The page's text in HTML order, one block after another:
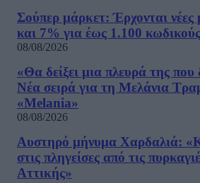
Σούπερ μάρκετ: Έρχονται νέες
και 7% για έως 1.100
08/08/2026
«Θα δείξει μια πλευρά της που
Νέα σειρά για τη Μελάνια
«Melania»
08/08/2026
Αυστηρό μήνυμα Χαρδαλιά:
στις πληγείσες από τις
Αττικής»